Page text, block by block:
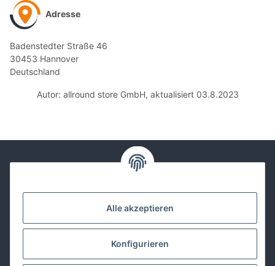
Alle akzeptieren
Konfigurieren
Adresse
Badenstedter Straße 46
30453 Hannover
Deutschland
Autor: allround store GmbH, aktualisiert 03.8.2023